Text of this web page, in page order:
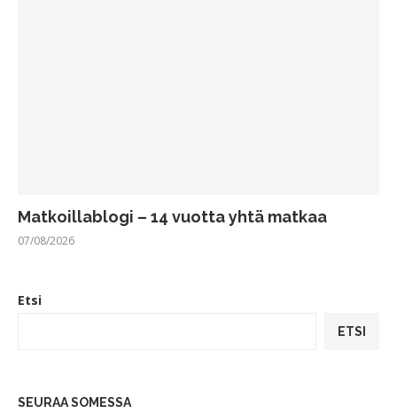
Matkoillablogi – 14 vuotta yhtä matkaa
07/08/2026
Etsi
ETSI
SEURAA SOMESSA